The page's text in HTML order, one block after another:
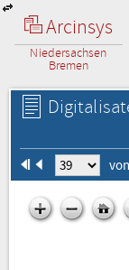
Arcinsys
Niedersachsen
Bremen